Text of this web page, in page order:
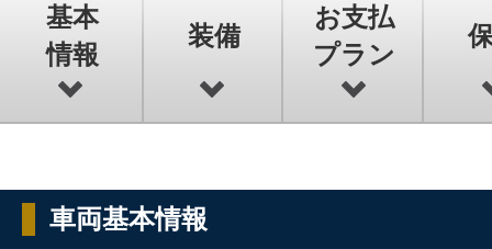
基本
情報
装備
お支払
プラン
車両基本情報